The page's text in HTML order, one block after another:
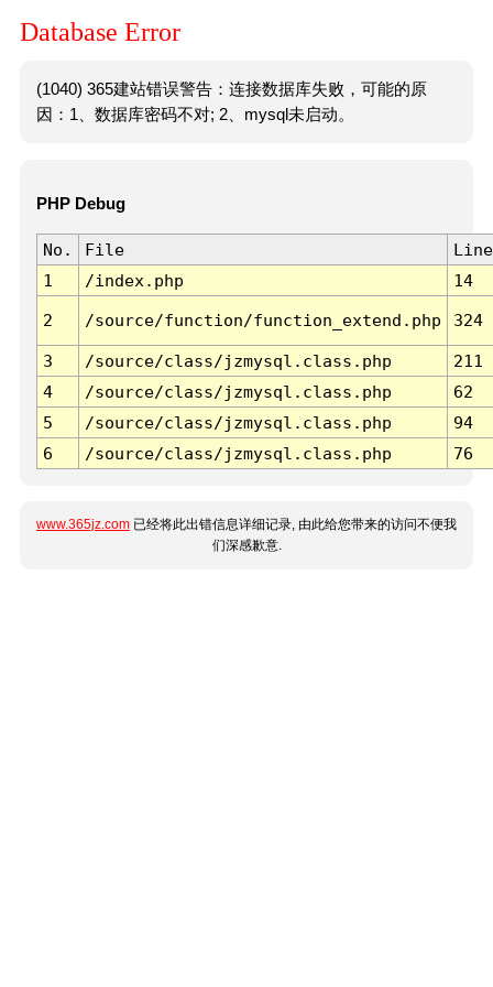
Database Error
(1040) 365建站错误警告：连接数据库失败，可能的原
因：1、数据库密码不对; 2、mysql未启动。
PHP Debug
No. File
Line
1
/index.php 14
2 /source/function/function_extend.php 324
3 /source/class/jzmysql.class.php
211
4
/source/class/jzmysql.class.php
62
5
/source/class/jzmysql.class.php
94
6
/source/class/jzmysql.class.php 76
www.365jz.com 已经将此出错信息详细记录, 由此给您带来的访问不便我
们深感歉意.